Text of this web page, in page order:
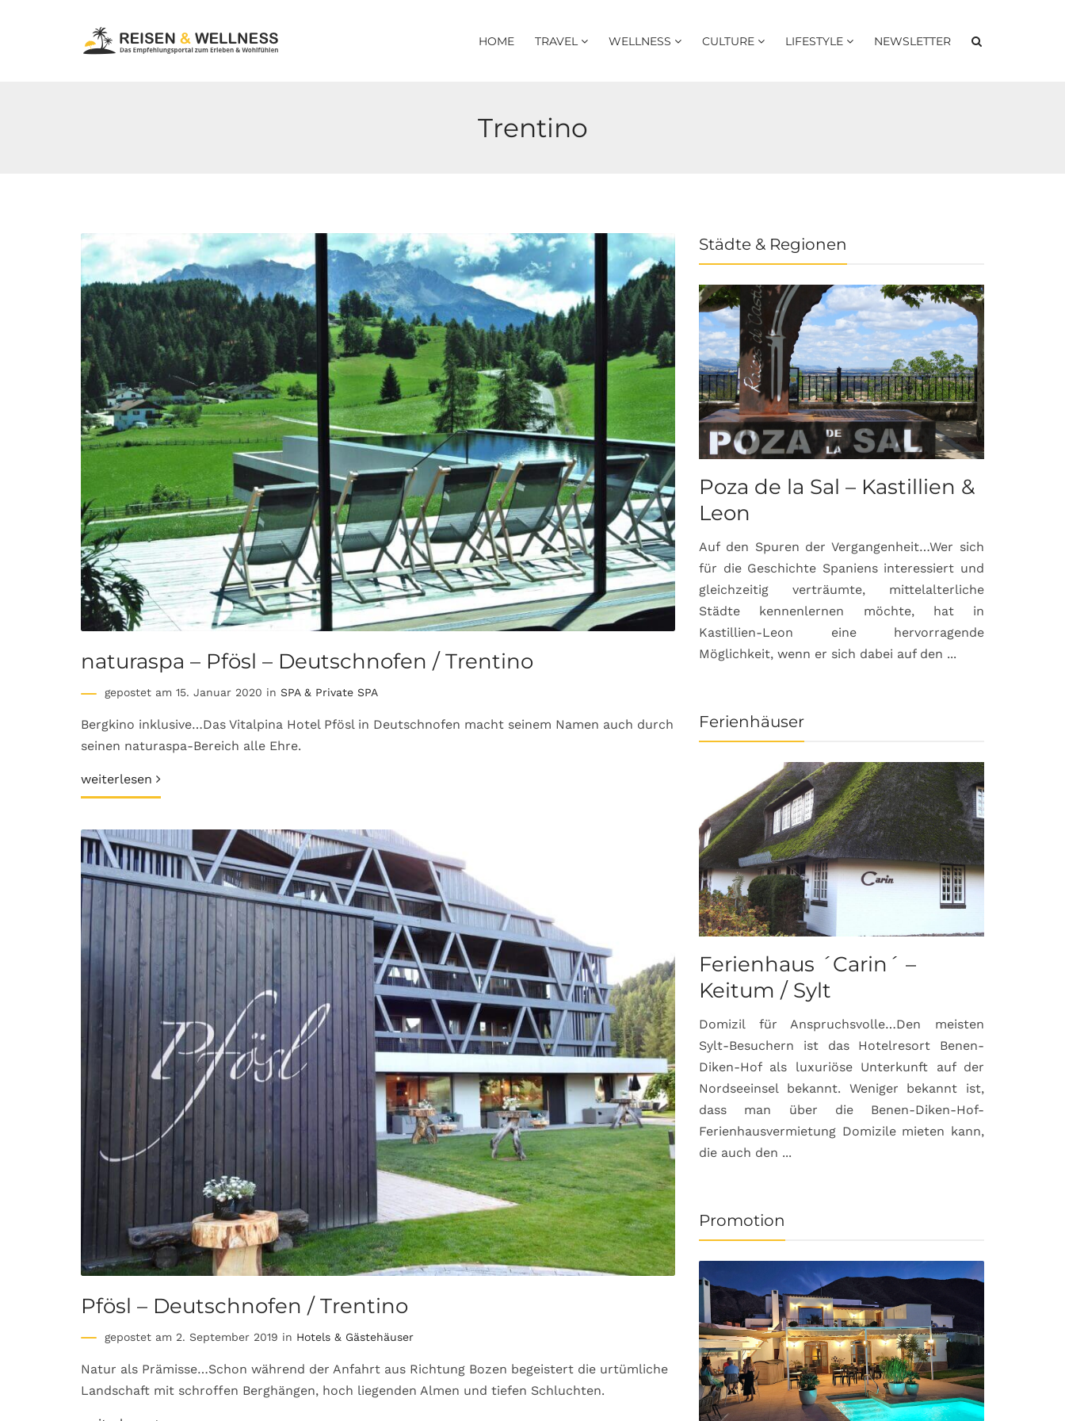
HOME TRAVEL WELLNESS CULTURE LIFESTYLE NEWSLETTER
Trentino
naturaspa – Pfösl – Deutschnofen / Trentino
gepostet am 15. Januar 2020 in SPA & Private SPA
Bergkino inklusive…Das Vitalpina Hotel Pfösl in Deutschnofen macht seinem Namen auch durch
seinen naturaspa-Bereich alle Ehre.
weiterlesen
Pfösl – Deutschnofen / Trentino
gepostet am 2. September 2019 in Hotels & Gästehäuser
Natur als Prämisse…Schon während der Anfahrt aus Richtung Bozen begeistert die urtümliche
Landschaft mit schroffen Berghängen, hoch liegenden Almen und tiefen Schluchten.
Städte & Regionen
Poza de la Sal – Kastillien &
Leon
Auf den Spuren der Vergangenheit…Wer sich
für die Geschichte Spaniens interessiert und
gleichzeitig verträumte, mittelalterliche
Städte kennenlernen möchte, hat in
Kastillien-Leon eine hervorragende
Möglichkeit, wenn er sich dabei auf den ...
Ferienhäuser
Ferienhaus ´Carin´ –
Keitum / Sylt
Domizil für Anspruchsvolle…Den meisten
Sylt-Besuchern ist das Hotelresort Benen-
Diken-Hof als luxuriöse Unterkunft auf der
Nordseeinsel bekannt. Weniger bekannt ist,
dass man über die Benen-Diken-Hof-
Ferienhausvermietung Domizile mieten kann,
die auch den ...
Promotion